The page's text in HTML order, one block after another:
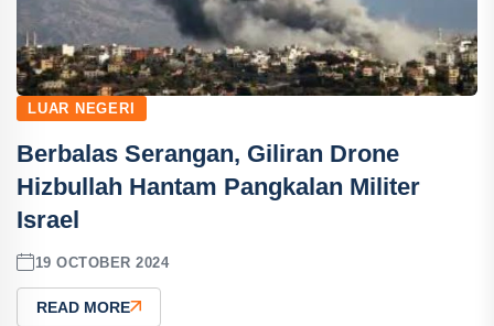
LUAR NEGERI
Berbalas Serangan, Giliran Drone
Hizbullah Hantam Pangkalan Militer
Israel
19 OCTOBER 2024
READ MORE